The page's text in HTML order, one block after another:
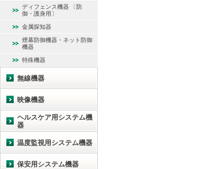
ディフェンス機器 〔防
御・護身用〕
金属探知器
煙幕防御機器・ネット防御
機器
特殊機器
無線機器
映像機器
ヘルスケア用システム機
器
温度監視用システム機器
保安用システム機器